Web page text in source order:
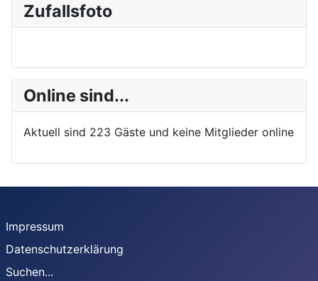
Zufallsfoto
Online sind...
Aktuell sind 223 Gäste und keine Mitglieder online
Impressum
Datenschutzerklärung
Suchen...